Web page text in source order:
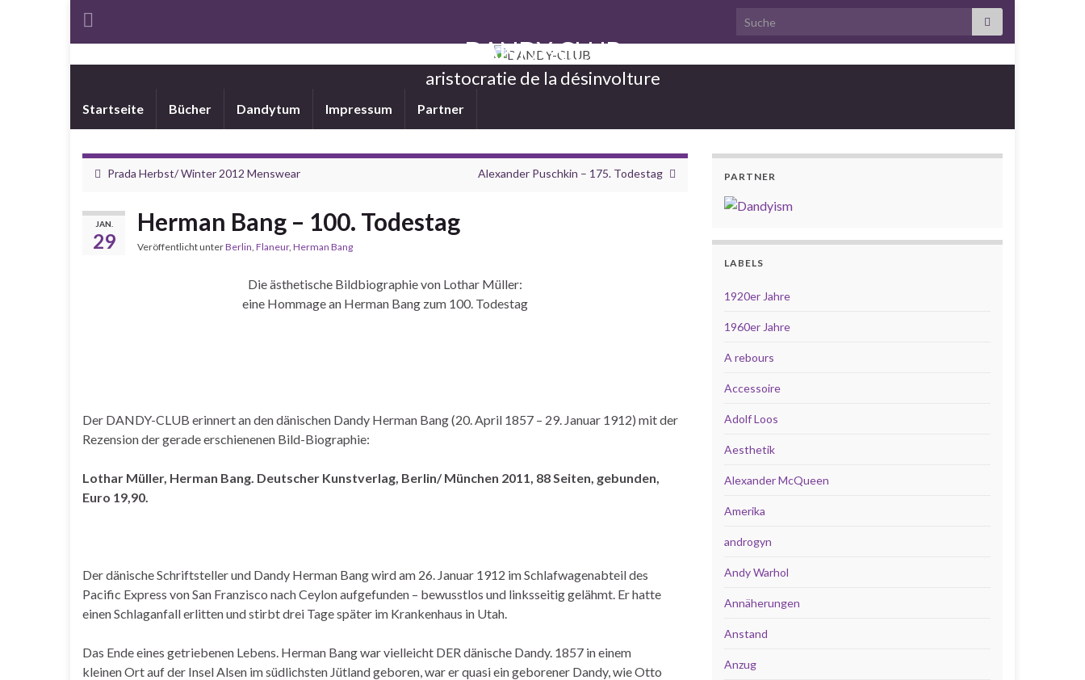
Search for:
DANDY-CLUB
aristocratie de la désinvolture
Startseite Bücher Dandytum Impressum Partner
Prada Herbst/ Winter 2012 Menswear Alexander Puschkin – 175. Todestag
JAN.
29
Herman Bang – 100. Todestag
Veröffentlicht unterBerlin, Flaneur, Herman Bang
Die ästhetische Bildbiographie von Lothar Müller:
eine Hommage an Herman Bang zum 100. Todestag
Der DANDY-CLUB erinnert an den dänischen Dandy Herman Bang (20. April 1857 – 29. Januar 1912) mit der
Rezension der gerade erschienenen Bild-Biographie:
Lothar Müller, Herman Bang. Deutscher Kunstverlag, Berlin/ München 2011, 88 Seiten, gebunden,
Euro 19,90.
Der dänische Schriftsteller und Dandy Herman Bang wird am 26. Januar 1912 im Schlafwagenabteil des
Pacific Express von San Franzisco nach Ceylon aufgefunden – bewusstlos und linksseitig gelähmt. Er hatte
einen Schlaganfall erlitten und stirbt drei Tage später im Krankenhaus in Utah.
Das Ende eines getriebenen Lebens. Herman Bang war vielleicht DER dänische Dandy. 1857 in einem
kleinen Ort auf der Insel Alsen im südlichsten Jütland geboren, war er quasi ein geborener Dandy, wie Otto
PARTNER
LABELS
1920er Jahre
1960er Jahre
A rebours
Accessoire
Adolf Loos
Aesthetik
Alexander McQueen
Amerika
androgyn
Andy Warhol
Annäherungen
Anstand
Anzug